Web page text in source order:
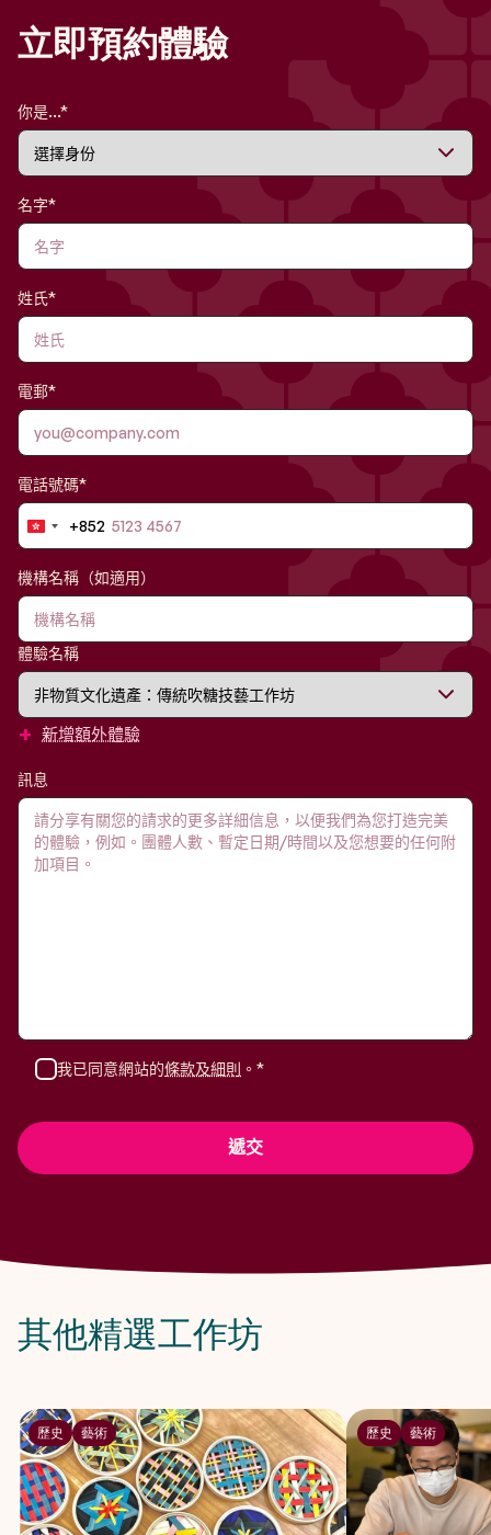
立即預約體驗
你是...*
名字*
姓氏*
電郵*
電話號碼*
Hong
Kong
SAR
China
+852
+852
機構名稱（如適用）
體驗名稱
+ 新增額外體驗
訊息
我已同意網站的條款及細則 。*
其他精選工作坊
歷史 藝術 歷史 藝術